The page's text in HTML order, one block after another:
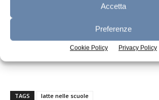
Accetta
Preferenze
Cookie Policy Privacy Policy
2 731 455
Totale
90 195 669
TAGS latte nelle scuole